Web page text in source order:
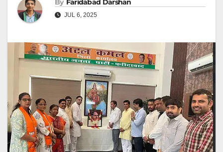
By Faridabad Darshan
JUL 6, 2025